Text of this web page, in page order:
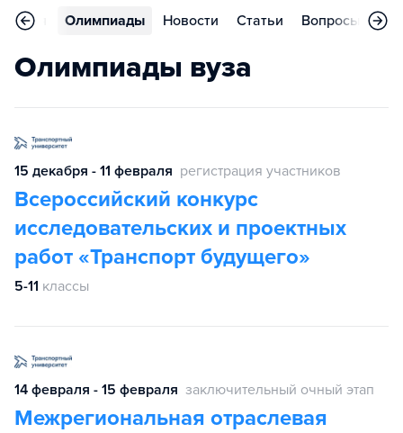
Олимпиады Новости Статьи Вопросы
Олимпиады вуза
15 декабря - 11 февраля регистрация участников
Всероссийский конкурс
исследовательских и проектных
работ «Транспорт будущего»
5-11 классы
14 февраля - 15 февраля заключительный очный этап
Межрегиональная отраслевая